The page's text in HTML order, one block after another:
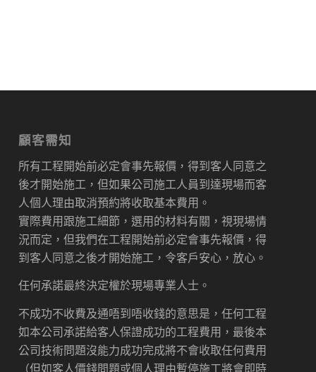
顧客需知
所有工程開始前必定會事先報價，得到客人同意之
後才開始施工，但如果公司施工人員到達現場而客
人個人理由取消預約將收取基本費用。
實際費用跟施工細節，選用的材料有關，視現場情
況而定，但我們在工程開始前必定會事先報價，得
到客人同意之後才開始施工，令客戶安心，放心。
任何承諾最終決定權於現場專業人士。
不成功不收費及通唔到唔收錢的意思是，任何工程
如本公司承諾給客人保證成功的工程費用，最後本
公司技術問題沒能力成功完成將不會收取任何費用
（但如客人價錢問題或個人理由暫停施工將會即時